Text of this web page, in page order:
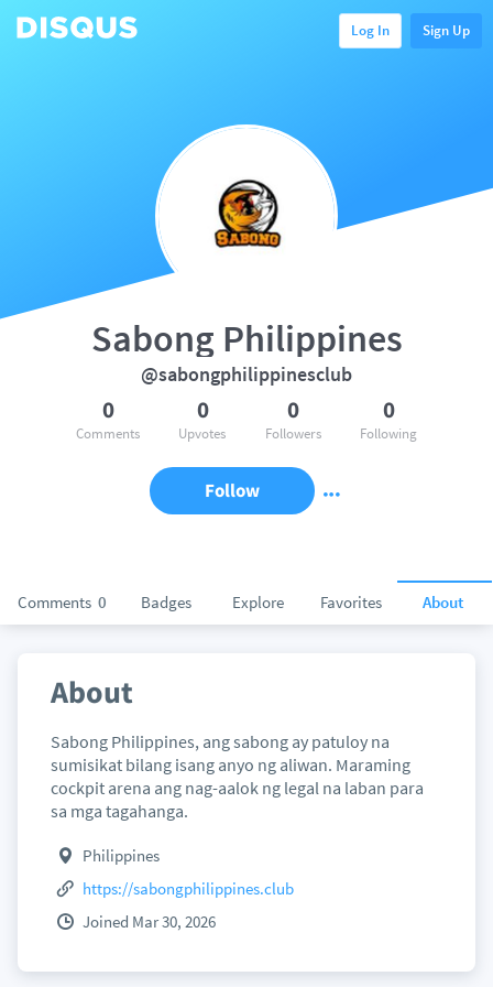
Log In Sign Up
Comments 0 Badges Explore Favorites About
Sabong Philippines
@sabongphilippinesclub
0
Comments
0
Upvotes
0
Followers
0
Following
Follow
About
Sabong Philippines, ang sabong ay patuloy na
sumisikat bilang isang anyo ng aliwan. Maraming
cockpit arena ang nag-aalok ng legal na laban para
sa mga tagahanga.
Philippines
https://sabongphilippines.club
Joined Mar 30, 2026